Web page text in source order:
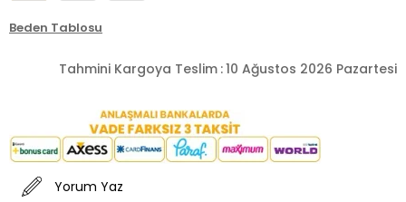
Beden Tablosu
Tahmini Kargoya Teslim :10 Ağustos 2026 Pazartesi
Yorum Yaz